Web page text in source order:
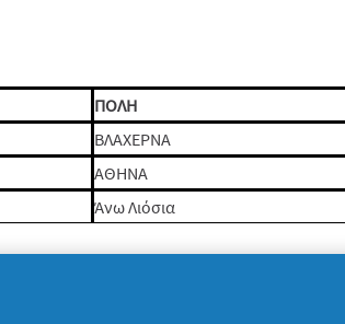
ΠΟΛΗ
ΒΛΑΧΕΡΝΑ
ΑΘΗΝΑ
Άνω Λιόσια